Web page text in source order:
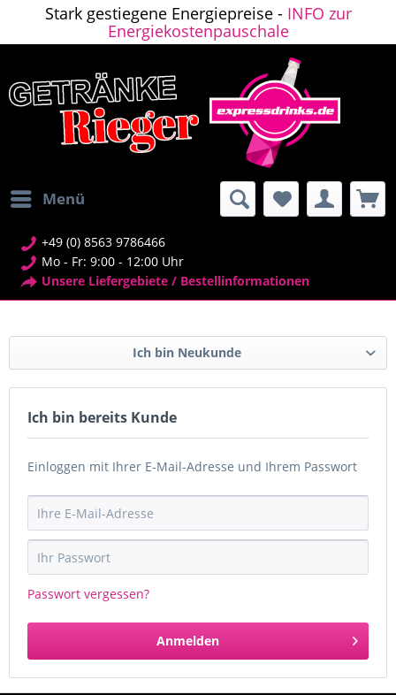
Stark gestiegene Energiepreise - INFO zur
Energiekostenpauschale
Menü
+49 (0) 8563 9786466
Mo - Fr: 9:00 - 12:00 Uhr
Unsere Liefergebiete / Bestellinformationen
Ich bin Neukunde
Ich bin bereits Kunde
Einloggen mit Ihrer E-Mail-Adresse und Ihrem Passwort
Passwort vergessen?
Anmelden